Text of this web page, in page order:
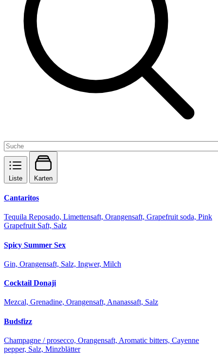
Liste Karten
Cantaritos
Tequila Reposado, Limettensaft, Orangensaft, Grapefruit soda, Pink
Grapefruit Saft, Salz
Spicy Summer Sex
Gin, Orangensaft, Salz, Ingwer, Milch
Cocktail Donaji
Mezcal, Grenadine, Orangensaft, Ananassaft, Salz
Budsfizz
Champagne / prosecco, Orangensaft, Aromatic bitters, Cayenne
pepper, Salz, Minzblätter